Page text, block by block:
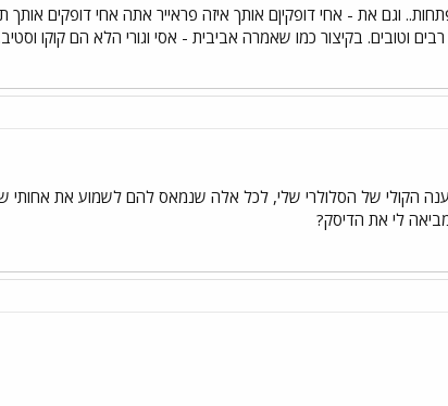
וגם את - אחי דופקיןם אותך איזה פראייר אתה אחי דופקים
וטובים. בקיצור כמו שאמרה אביבית - אסי וגורי הלא הם קוקו
הקולי של הסלולרי שלי, לכל אלה שנמאס להם לשמוע את אחותי
לי את הדיסק?